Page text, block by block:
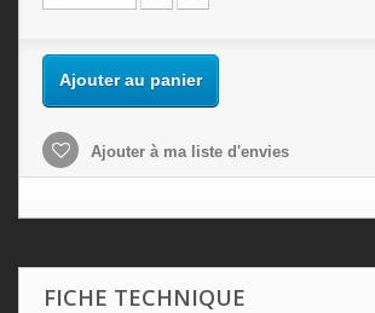
Ajouter au panier
Ajouter à ma liste d'envies
FICHE TECHNIQUE